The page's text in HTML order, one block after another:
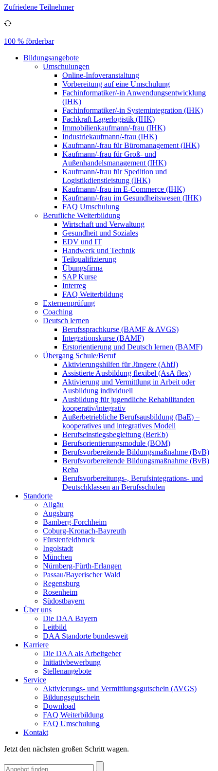
Zufriedene Teilnehmer
100 % förderbar
Bildungsangebote
Umschulungen
Online-Infoveranstaltung
Vorbereitung auf eine Umschulung
Fachinformatiker/-in Anwendungsentwicklung
(IHK)
Fachinformatiker/-in Systemintegration (IHK)
Fachkraft Lagerlogistik (IHK)
Immobilienkaufmann/-frau (IHK)
Industriekaufmann/-frau (IHK)
Kaufmann/-frau für Büromanagement (IHK)
Kaufmann/-frau für Groß- und
Außenhandelsmanagement (IHK)
Kaufmann/-frau für Spedition und
Logistikdienstleistung (IHK)
Kaufmann/-frau im E-Commerce (IHK)
Kaufmann/-frau im Gesundheitswesen (IHK)
FAQ Umschulung
Berufliche Weiterbildung
Wirtschaft und Verwaltung
Gesundheit und Soziales
EDV und IT
Handwerk und Technik
Teilqualifizierung
Übungsfirma
SAP Kurse
Interreg
FAQ Weiterbildung
Externenprüfung
Coaching
Deutsch lernen
Berufssprachkurse (BAMF & AVGS)
Integrationskurse (BAMF)
Erstorientierung und Deutsch lernen (BAMF)
Übergang Schule/Beruf
Aktivierungshilfen für Jüngere (AhfJ)
Assistierte Ausbildung flexibel (AsA flex)
Aktivierung und Vermittlung in Arbeit oder
Ausbildung individuell
Ausbildung für jugendliche Rehabilitanden
kooperativ/integrativ
Außerbetriebliche Berufsausbildung (BaE) –
kooperatives und integratives Modell
Berufseinstiegsbegleitung (BerEb)
Berufsorientierungsmodule (BOM)
Berufsvorbereitende Bildungsmaßnahme (BvB)
Berufsvorbereitende Bildungsmaßnahme (BvB)
Reha
Berufsvorbereitungs-, Berufsintegrations- und
Deutschklassen an Berufsschulen
Standorte
Allgäu
Augsburg
Bamberg-Forchheim
Coburg-Kronach-Bayreuth
Fürstenfeldbruck
Ingolstadt
München
Nürnberg-Fürth-Erlangen
Passau/Bayerischer Wald
Regensburg
Rosenheim
Südostbayern
Über uns
Die DAA Bayern
Leitbild
DAA Standorte bundesweit
Karriere
Die DAA als Arbeitgeber
Initiativbewerbung
Stellenangebote
Service
Aktivierungs- und Vermittlungsgutschein (AVGS)
Bildungsgutschein
Download
FAQ Weiterbildung
FAQ Umschulung
Kontakt
Jetzt den nächsten großen Schritt wagen.